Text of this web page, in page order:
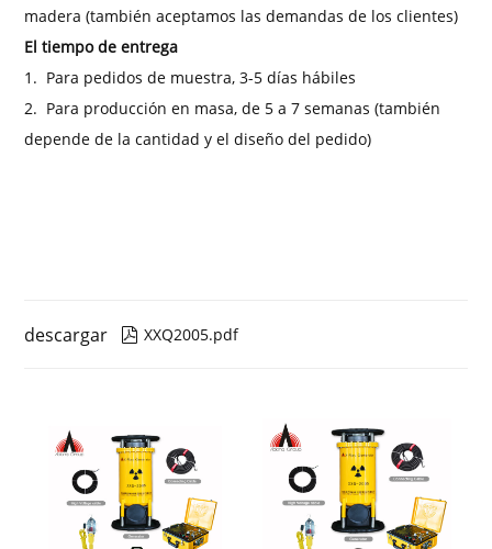
madera (también aceptamos las demandas de los clientes)
El tiempo de entrega
1. Para pedidos de muestra, 3-5 días hábiles
2. Para producción en masa, de 5 a 7 semanas (también
depende de la cantidad y el diseño del pedido)
descargar  XXQ2005.pdf